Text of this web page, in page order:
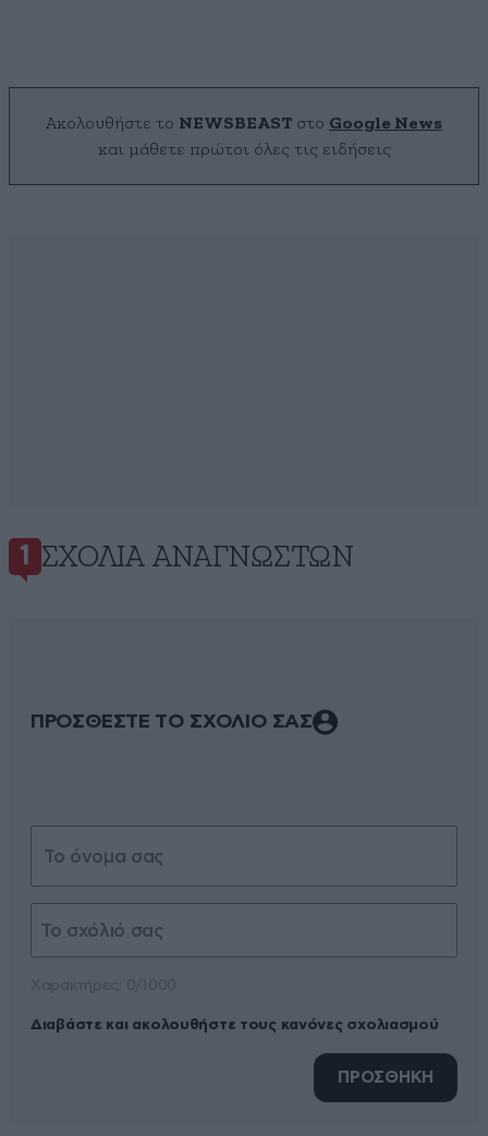
Ακολουθήστε το NEWSBEAST στο Google News
και μάθετε πρώτοι όλες τις ειδήσεις
1 ΣΧΌΛΙΑ ΑΝΑΓΝΩΣΤΏΝ
ΠΡΟΣΘΕΣΤΕ ΤΟ ΣΧΟΛΙΟ ΣΑΣ
Διαβάστε και ακολουθήστε τους κανόνες σχολιασμού
ΠΡΟΣΘΗΚΗ